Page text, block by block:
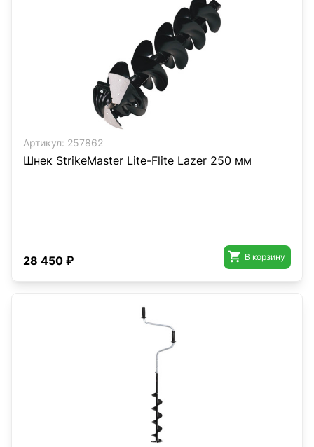
Артикул: 257862
Шнек StrikeMaster Lite-Flite Lazer 250 мм
28 450 ₽  В корзину